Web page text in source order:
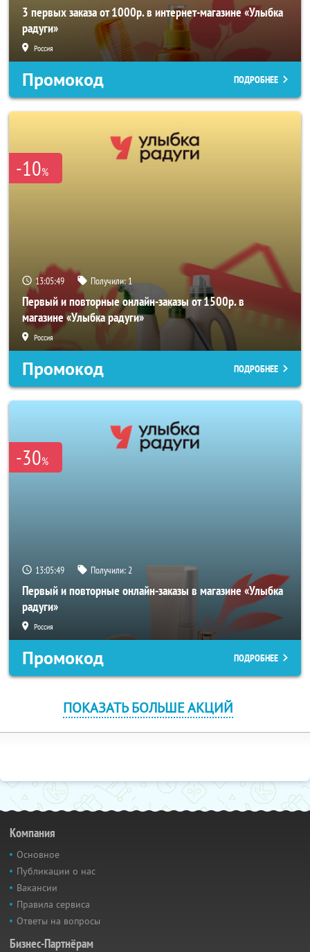
3 первых заказа от 1000р. в интернет-магазине «Улыбка
радуги»
Россия
Промокод ПОДРОБНЕЕ
-10%
13:05:48 Получили:1
Первый и повторные онлайн-заказы от 1500р. в
магазине «Улыбка радуги»
Россия
Промокод ПОДРОБНЕЕ
-30%
13:05:48 Получили:2
Первый и повторные онлайн-заказы в магазине «Улыбка
радуги»
Россия
Промокод ПОДРОБНЕЕ
ПОКАЗАТЬ БОЛЬШЕ АКЦИЙ
Компания
Основное
Публикации о нас
Вакансии
Правила сервиса
Ответы на вопросы
Бизнес-Партнёрам